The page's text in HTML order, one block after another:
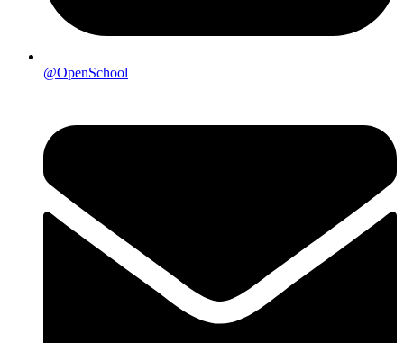
@OpenSchool